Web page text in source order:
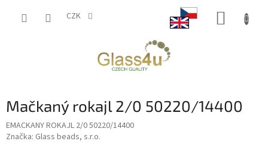
CZK
Mačkaný rokajl 2/0 50220/14400
EMACKANY ROKAJL 2/0 50220/14400
Značka: Glass beads, s.r.o.